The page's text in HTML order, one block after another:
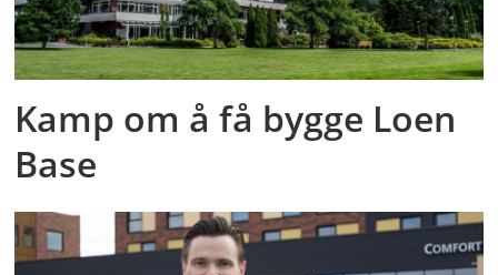
Kamp om å få bygge Loen
Base